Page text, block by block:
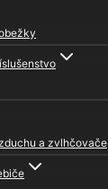
a zvlhčovače